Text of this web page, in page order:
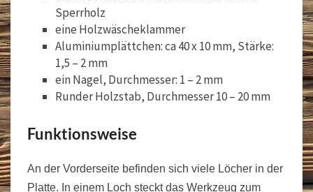
Sperrholz
eine Holzwäscheklammer
Aluminiumplättchen: ca 40 x 10 mm, Stärke:
1,5 – 2 mm
ein Nagel, Durchmesser: 1 – 2 mm
Runder Holzstab, Durchmesser 10 – 20 mm
Funktionsweise
An der Vorderseite befinden sich viele Löcher in der
Platte. In einem Loch steckt das Werkzeug zum